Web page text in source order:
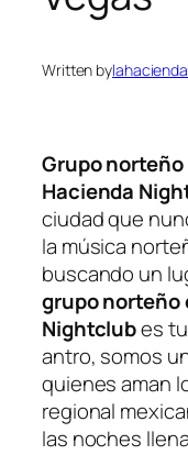
Written by
Grupo norteño
Hacienda
ciudad que
la música
buscando un
grupo norteño
Nightclubes
antro, somos
quienes aman
regional
las noches